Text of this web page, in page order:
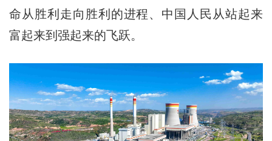
命从胜利走向胜利的进程、中国人民从站起来
富起来到强起来的飞跃。